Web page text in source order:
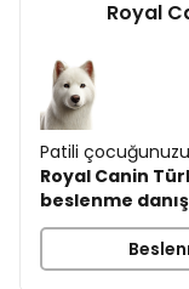
Buğday
Mısır
Bitkisel Lifler
Buğday Unu
Hidrolize
Bitkisel
Mısır Gluten
Mayalar ve
Pancar
Soya Yağı
Balık Yağı
Royal
Patili
Royal Canin
beslenme